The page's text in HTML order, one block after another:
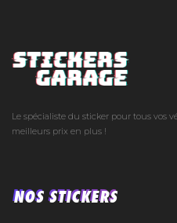
Le spécialiste du sticker pour tous vos
meilleurs prix en plus !
NOS STICKERS